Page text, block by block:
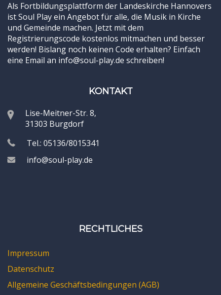
Als Fortbildungsplattform der Landeskirche Hannovers
ist Soul Play ein Angebot für alle, die Musik in Kirche
und Gemeinde machen. Jetzt mit dem
Registrierungscode kostenlos mitmachen und besser
werden! Bislang noch keinen Code erhalten? Einfach
eine Email an info@soul-play.de schreiben!
KONTAKT
Lise-Meitner-Str. 8,
31303 Burgdorf
Tel.: 05136/8015341
info@soul-play.de
RECHTLICHES
Impressum
Datenschutz
Allgemeine Geschäftsbedingungen (AGB)